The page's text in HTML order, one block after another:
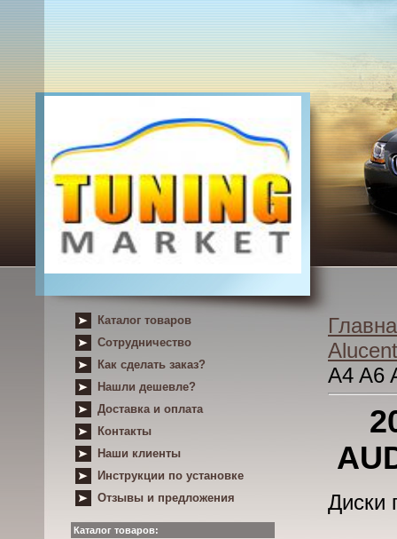
Каталог товаров
Сотрудничество
Как сделать заказ?
Нашли дешевле?
Доставка и оплата
Контакты
Наши клиенты
Инструкции по установке
Отзывы и предложения
Каталог товаров:
A4 A6
Диски